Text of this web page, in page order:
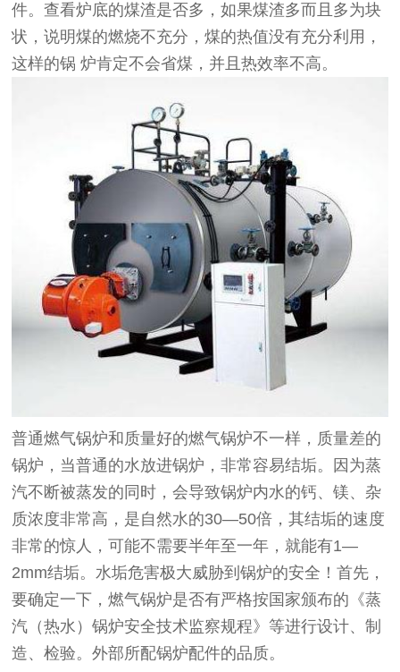
件。查看炉底的煤渣是否多，如果煤渣多而且多为块
状，说明煤的燃烧不充分，煤的热值没有充分利用，
这样的锅 炉肯定不会省煤，并且热效率不高。
普通燃气锅炉和质量好的燃气锅炉不一样，质量差的
锅炉，当普通的水放进锅炉，非常容易结垢。因为蒸
汽不断被蒸发的同时，会导致锅炉内水的钙、镁、杂
质浓度非常高，是自然水的30—50倍，其结垢的速度
非常的惊人，可能不需要半年至一年，就能有1—
2mm结垢。水垢危害极大威胁到锅炉的安全！首先，
要确定一下，燃气锅炉是否有严格按国家颁布的《蒸
汽（热水）锅炉安全技术监察规程》等进行设计、制
造、检验。外部所配锅炉配件的品质。